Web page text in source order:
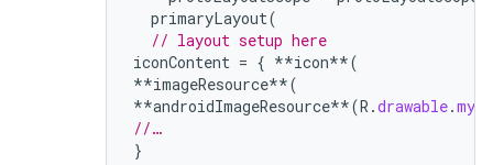
primaryLayout(
// layout setup here
iconContent = { **icon**(
**imageResource**(
**androidImageResource**(R .drawable.
//…
}